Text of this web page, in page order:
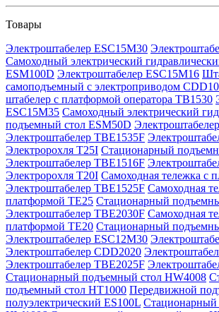
Товары
Электроштабелер ESC15M30
Самоходный электрический
ESM100D Электроштабелер ESC15M16
самоподъемный с электроприводом
штабелер с платформой оператора TB1530
ESC15M35 Самоходный электрический
подъемный стол ESM50D
Электроштабелер TBE1535F
Электророхля T25I Стационарный
Электроштабелер TBE1516F
Электророхля T20I Самоходная тележка с
Электроштабелер TBE1525F Самоходная
платформой TE25 Стационарный
Электроштабелер TBE2030F Самоходная
платформой TE20 Стационарный
Электроштабелер ESC12M30
Электроштабелер CDD2020
Электроштабелер TBE2025F
Стационарный подъемный стол HW4008
подъемный стол HT1000 Передвижной
полуэлектрический ES100L Стационарный